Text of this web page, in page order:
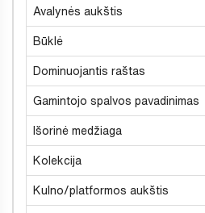
Avalynės aukštis
Būklė
Dominuojantis raštas
Gamintojo spalvos pavadinimas
Išorinė medžiaga
Kolekcija
Kulno/platformos aukštis